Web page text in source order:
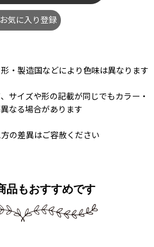
お気に入り登録
・製造国などにより色味は異なります
サイズや形の記載が同じでもカラー・
なる場合があります
の差異はご容赦ください
品もおすすめです